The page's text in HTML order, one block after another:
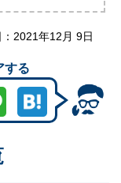
2021年12月 9日
ェアする